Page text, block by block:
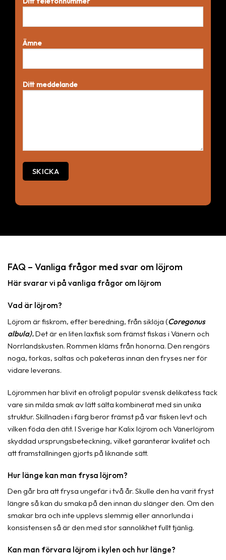
Ämne
Ditt meddelande
FAQ – Vanliga frågor med svar om löjrom
Här svarar vi på vanliga frågor om löjrom
Vad är löjrom?
Löjrom är fiskrom, efter beredning, från siklöja (Coregonus
albula).Det är en liten laxfisk som främst fiskas i Vänern och
Norrlandskusten. Rommen kläms från honorna. Den rengörs
noga, torkas, saltas och paketeras innan den fryses ner för
vidare leverans.
Löjrommen har blivit en otroligt populär svensk delikatess tack
vare sin milda smak av lätt sälta kombinerat med sin unika
struktur. Skillnaden i färg beror främst på var fisken levt och
vilken föda den ätit. I Sverige har Kalix löjrom och Vänerlöjrom
skyddad ursprungsbeteckning, vilket garanterar kvalitet och
att framställningen gjorts på liknande sätt.
Hur länge kan man frysa löjrom?
Den går bra att frysa ungefär i två år. Skulle den ha varit fryst
längre så kan du smaka på den innan du slänger den. Om den
smakar bra och inte upplevs slemmig eller annorlunda i
konsistensen så är den med stor sannolikhet fullt tjänlig.
Kan man förvara löjrom i kylen och hur länge?